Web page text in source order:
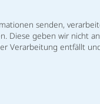
senden,
Diese geben wir nicht
Verarbeitung entfällt